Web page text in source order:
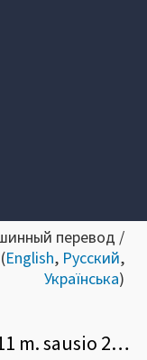
перевод /
English, Русский,
Українська)
Dėl VMI prie FM viršininko 2011 m. sausio 25 d. įsakymo Nr. VA-16 pakeitimo (degalinių mėnesinių operacijų ataskaitų (AKC410 formų) teikimo panaikinimas)